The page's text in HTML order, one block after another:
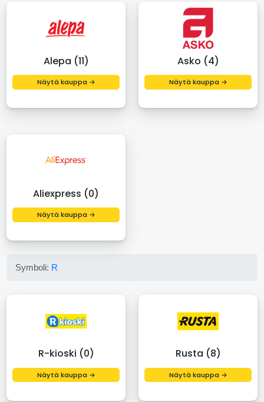
Alepa (11)
Näytä kauppa →
Asko (4)
Näytä kauppa →
Aliexpress (0)
Näytä kauppa →
Symboli: R
R-kioski (0)
Näytä kauppa →
Rusta (8)
Näytä kauppa →